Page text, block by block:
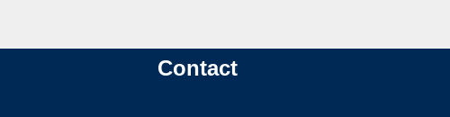
Contact